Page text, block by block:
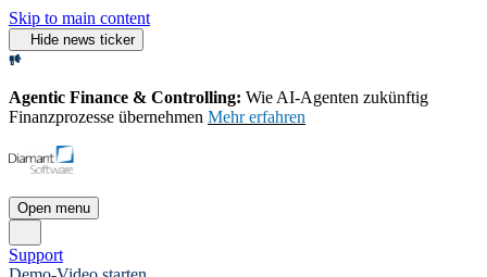
Skip to main content
Hide news ticker
Agentic Finance & Controlling: Wie AI‑Agenten zukünftig
Finanzprozesse übernehmen Mehr erfahren